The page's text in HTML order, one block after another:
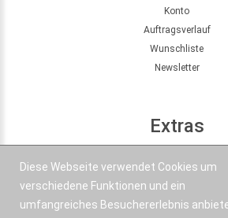
Konto
Auftragsverlauf
Wunschliste
Newsletter
Extras
Diese Webseite verwendet Cookies um
verschiedene Funktionen und ein
umfangreiches Besuchererlebnis